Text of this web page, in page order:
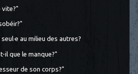
au milieu des autres?
il que le manque?"
de son corps?"